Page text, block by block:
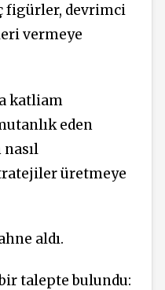
figürler, devrimci
vermeye
katliam
eden
üretmeye
aldı.
talepte bulundu: